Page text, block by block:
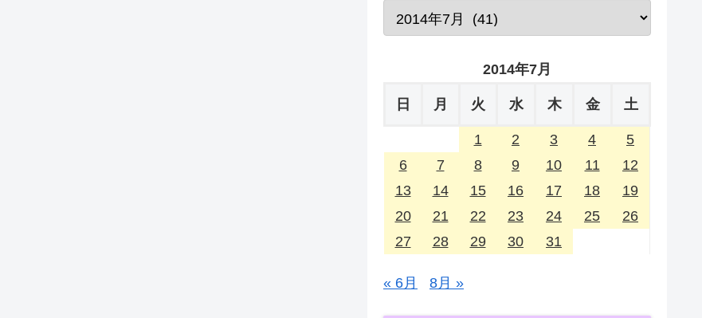
2014年7月
日 月 火 水 木 金 土
1 2 3 4
5
6
7 8 9 10 11
12
13
14 15 16 17 18
19
20
21 22 23 24 25
26
27
28 29 30 31
« 6月 8月 »